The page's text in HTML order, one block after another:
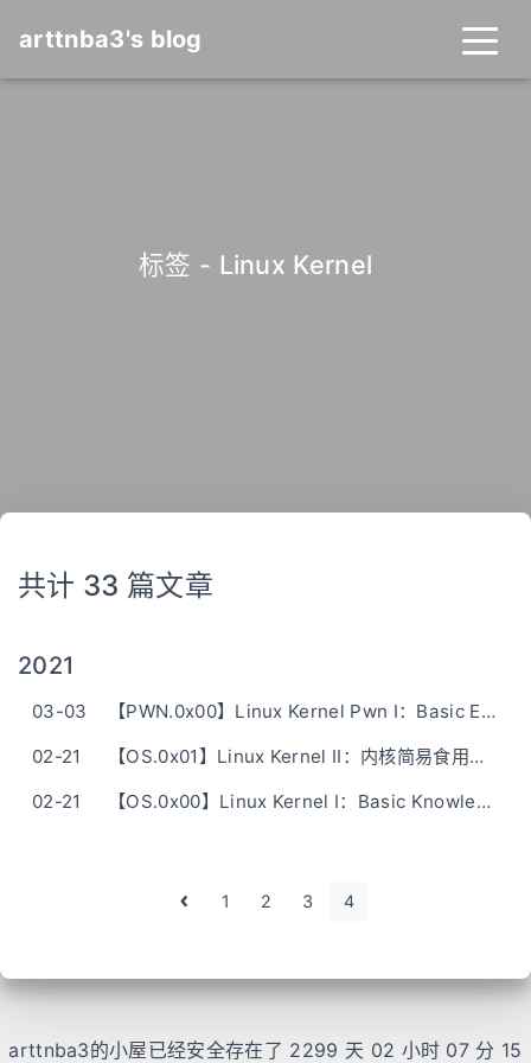
arttnba3's blog
标签 - Linux Kernel
共计 33 篇文章
2021
03-03
【PWN.0x00】Linux Kernel Pwn I：Basic Exploit to Kernel Pwn in CTF
02-21
【OS.0x01】Linux Kernel II：内核简易食用指北
02-21
【OS.0x00】Linux Kernel I：Basic Knowledge
1 2 3 4
arttnba3的小屋已经安全存在了 2299 天 02 小时 07 分 15